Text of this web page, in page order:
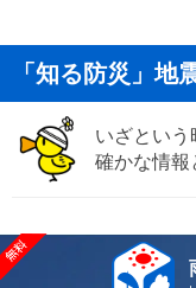
「知る防災」地
いざという
確かな情報